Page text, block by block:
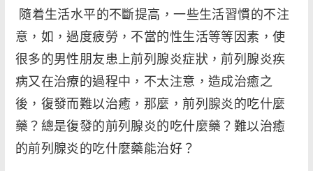
綜合
疾病
隨着生活水平的不斷提高，一些生活習慣的不注
意，如，過度疲勞，不當的性生活等等因素，使
很多的男性朋友患上前列腺炎症狀，前列腺炎疾
病又在治療的過程中，不太注意，造成治癒之
後，復發而難以治癒，那麼，前列腺炎的吃什麼
藥？總是復發的前列腺炎的吃什麼藥？難以治癒
的前列腺炎的吃什麼藥能治好？